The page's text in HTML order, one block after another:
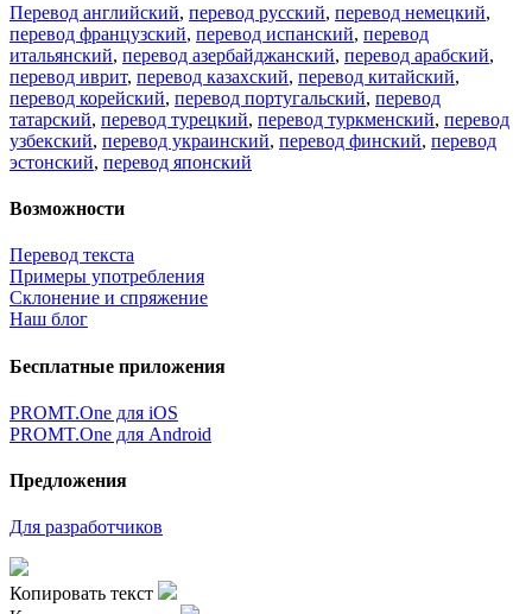
Перевод английский, перевод русский, перевод немецкий,
перевод французский, перевод испанский, перевод
итальянский, перевод азербайджанский, перевод арабский,
перевод иврит, перевод казахский, перевод китайский,
перевод корейский, перевод португальский, перевод
татарский, перевод турецкий, перевод туркменский, перевод
узбекский, перевод украинский, перевод финский, перевод
эстонский, перевод японский
Возможности
Перевод текста
Примеры употребления
Склонение и спряжение
Наш блог
Бесплатные приложения
PROMT.One для iOS
PROMT.One для Android
Предложения
Для разработчиков
Копировать текст